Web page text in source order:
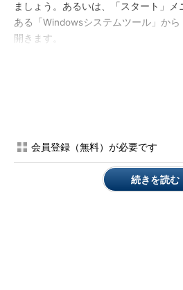
ましょう。あるいは、「スタート」
ある「Windowsシステムツール」か
開きます。
ければその他の項目を選択して、クリ
（画面13）。数GB～数十GB単位で空
会員登録（無料）が必要です
続きを読む